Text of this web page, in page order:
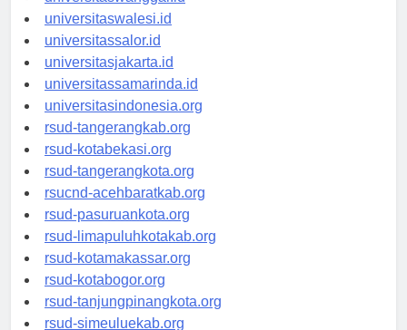
universitaswanggar.id
universitaswalesi.id
universitassalor.id
universitasjakarta.id
universitassamarinda.id
universitasindonesia.org
rsud-tangerangkab.org
rsud-kotabekasi.org
rsud-tangerangkota.org
rsucnd-acehbaratkab.org
rsud-pasuruankota.org
rsud-limapuluhkotakab.org
rsud-kotamakassar.org
rsud-kotabogor.org
rsud-tanjungpinangkota.org